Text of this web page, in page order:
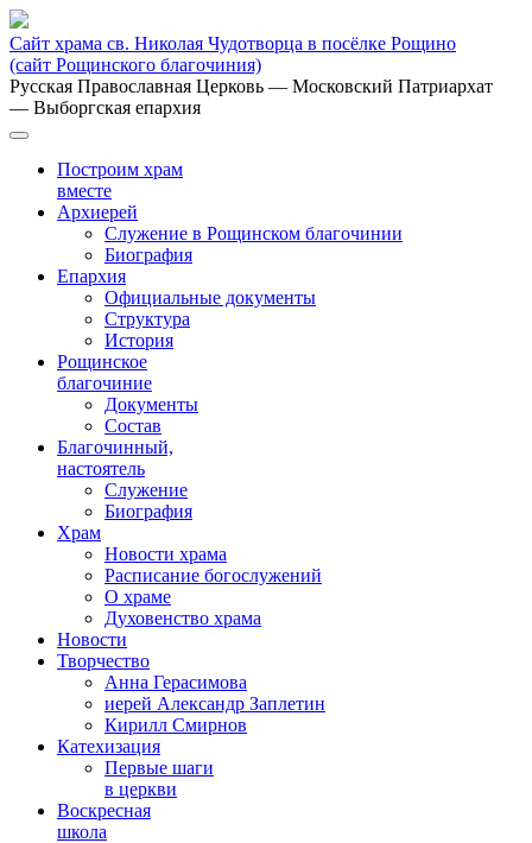
Сайт храма св. Николая Чудотворца в посёлке Рощино
(сайт Рощинского благочиния)
Русская Православная Церковь — Московский Патриархат
— Выборгская епархия
Построим храм
вместе
Архиерей
Служение в Рощинском благочинии
Биография
Епархия
Официальные документы
Структура
История
Рощинское
благочиние
Документы
Состав
Благочинный,
настоятель
Служение
Биография
Храм
Новости храма
Расписание богослужений
О храме
Духовенство храма
Новости
Творчество
Анна Герасимова
иерей Александр Заплетин
Кирилл Смирнов
Катехизация
Первые шаги
в церкви
Воскресная
школа